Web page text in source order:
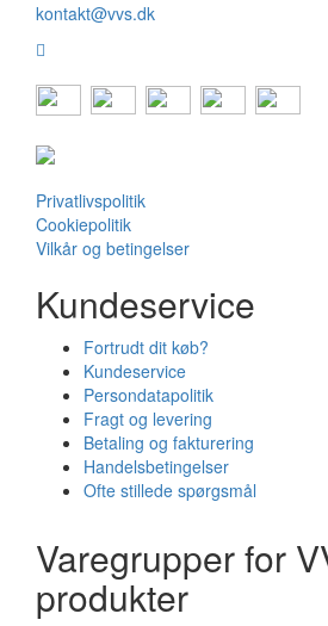
kontakt@vvs.dk
Privatlivspolitik
Cookiepolitik
Vilkår og betingelser
Kundeservice
Fortrudt dit køb?
Kundeservice
Persondatapolitik
Fragt og levering
Betaling og fakturering
Handelsbetingelser
Ofte stillede spørgsmål
Varegrupper for
produkter